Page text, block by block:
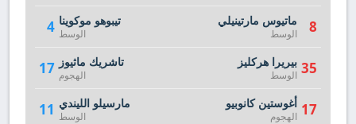
4 تيبوهو موكوينا
الوسط
17 تاشريك ماثيوز
الهجوم
11 مارسيلو الليندي
الوسط
8 ماتيوس مارتينيلي
الوسط
35 بيريرا هركليز
الوسط
17 أغوستين كانوبيو
الهجوم